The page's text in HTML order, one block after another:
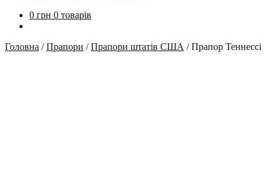
0 грн 0 товарів
Головна /Прапори /Прапори штатів США /Прапор Теннессі